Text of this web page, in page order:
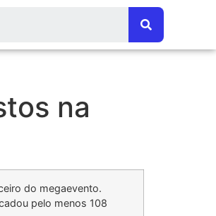
na
do megaevento.
pelo menos 108